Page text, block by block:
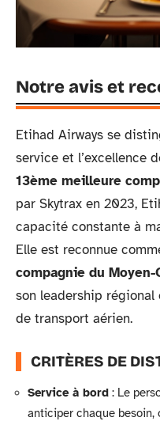
Notre avis et
Etihad Airways se
service et l’excellence
13ème meilleure
par Skytrax en 2023,
capacité constante à
Elle est reconnue
compagnie du Moyen-
son leadership
de transport aérien.
CRITÈRES DE
Service à bord : Le
anticiper chaque besoin,